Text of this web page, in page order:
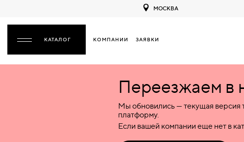
МОСКВА
КОМПАНИИ ЗАЯВКИ
НАЗАД
Межкомнатные
Деревянные
Входные
Металлические
Специализированные
Металлические
Переезжаем в
Мы обновились — текущая версия
платформу.
Если вашей компании еще нет в